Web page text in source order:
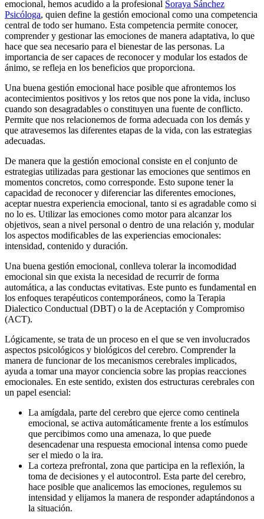
emocional, hemos acudido a la profesional Soraya Sánchez
Psicóloga, quien define la gestión emocional como una competencia
central de todo ser humano. Esta competencia permite conocer,
comprender y gestionar las emociones de manera adaptativa, lo que
hace que sea necesario para el bienestar de las personas. La
importancia de ser capaces de reconocer y modular los estados de
ánimo, se refleja en los beneficios que proporciona.
Una buena gestión emocional hace posible que afrontemos los
acontecimientos positivos y los retos que nos pone la vida, incluso
cuando son desagradables o constituyen una fuente de conflicto.
Permite que nos relacionemos de forma adecuada con los demás y
que atravesemos las diferentes etapas de la vida, con las estrategias
adecuadas.
De manera que la gestión emocional consiste en el conjunto de
estrategias utilizadas para gestionar las emociones que sentimos en
momentos concretos, como corresponde. Esto supone tener la
capacidad de reconocer y diferenciar las diferentes emociones,
aceptar nuestra experiencia emocional, tanto si es agradable como si
no lo es. Utilizar las emociones como motor para alcanzar los
objetivos, sean a nivel personal o dentro de una relación y, modular
los aspectos modificables de las experiencias emocionales:
intensidad, contenido y duración.
Una buena gestión emocional, conlleva tolerar la incomodidad
emocional sin que exista la necesidad de recurrir de forma
automática, a las conductas evitativas. Este punto es fundamental en
los enfoques terapéuticos contemporáneos, como la Terapia
Dialectico Conductual (DBT) o la de Aceptación y Compromiso
(ACT).
Lógicamente, se trata de un proceso en el que se ven involucrados
aspectos psicológicos y biológicos del cerebro. Comprender la
manera de funcionar de los mecanismos cerebrales implicados,
ayuda a tomar una mayor conciencia sobre las propias reacciones
emocionales. En este sentido, existen dos estructuras cerebrales con
un papel esencial:
La amígdala, parte del cerebro que ejerce como centinela
emocional, se activa automáticamente frente a los estímulos
que percibimos como una amenaza, lo que puede
desencadenar una respuesta emocional intensa como puede
ser el miedo o la ira.
La corteza prefrontal, zona que participa en la reflexión, la
toma de decisiones y el autocontrol. Esta parte del cerebro,
hace posible que analicemos las emociones, regulemos su
intensidad y elijamos la manera de responder adaptándonos a
la situación.